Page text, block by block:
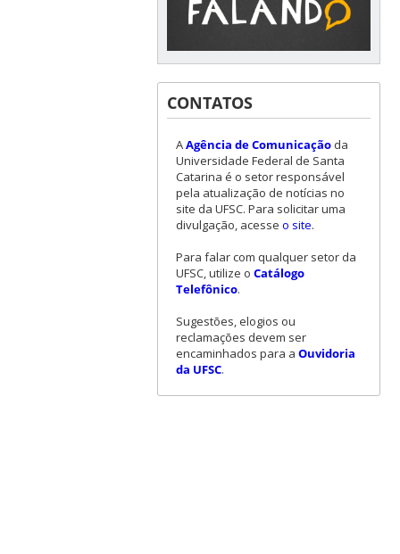
CONTATOS
AAgência de Comunicaçãoda
Universidade Federal de Santa
Catarina é o setor responsável
pela atualização de notícias no
site da UFSC. Para solicitar uma
divulgação, acesse o site.
Para falar com qualquer setor da
UFSC, utilize o Catálogo
Telefônico.
Sugestões, elogios ou
reclamações devem ser
encaminhados para a Ouvidoria
da UFSC.